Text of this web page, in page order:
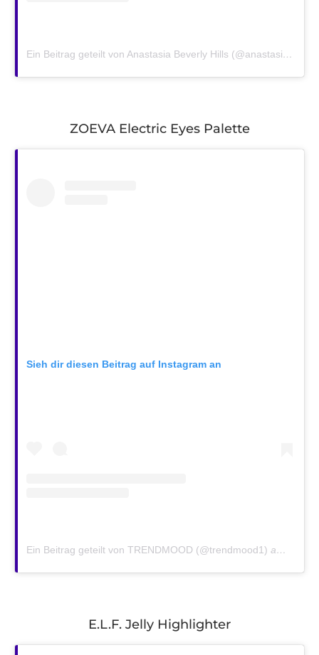
Ein Beitrag geteilt von Anastasia Beverly Hills (@anastasiabeverlyhills)
ZOEVA Electric Eyes Palette
Sieh dir diesen Beitrag auf Instagram an
Ein Beitrag geteilt von TRENDMOOD (@trendmood1) am
E.L.F. Jelly Highlighter